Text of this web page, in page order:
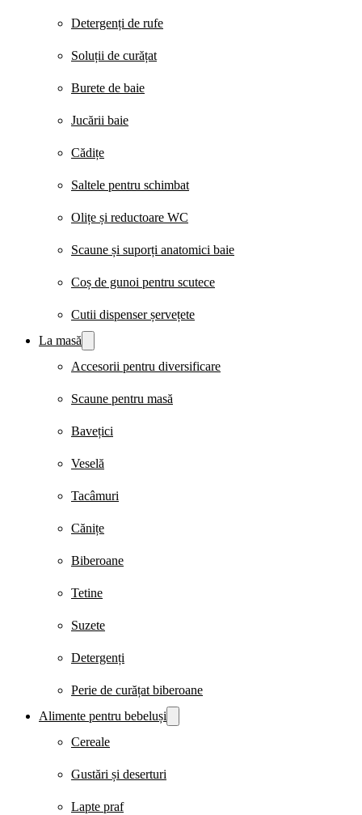
Detergenți de rufe
Soluții de curățat
Burete de baie
Jucării baie
Cădițe
Saltele pentru schimbat
Olițe și reductoare WC
Scaune și suporți anatomici baie
Coș de gunoi pentru scutece
Cutii dispenser șervețete
La masă
Accesorii pentru diversificare
Scaune pentru masă
Bavețici
Veselă
Tacâmuri
Cănițe
Biberoane
Tetine
Suzete
Detergenți
Perie de curățat biberoane
Alimente pentru bebeluși
Cereale
Gustări și deserturi
Lapte praf